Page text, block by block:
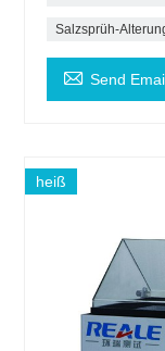
Salzsprüh-
 Send
heiß